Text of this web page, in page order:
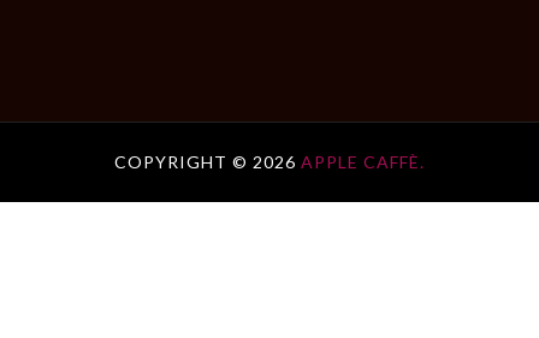
COPYRIGHT © 2026 APPLE CAFFÈ.